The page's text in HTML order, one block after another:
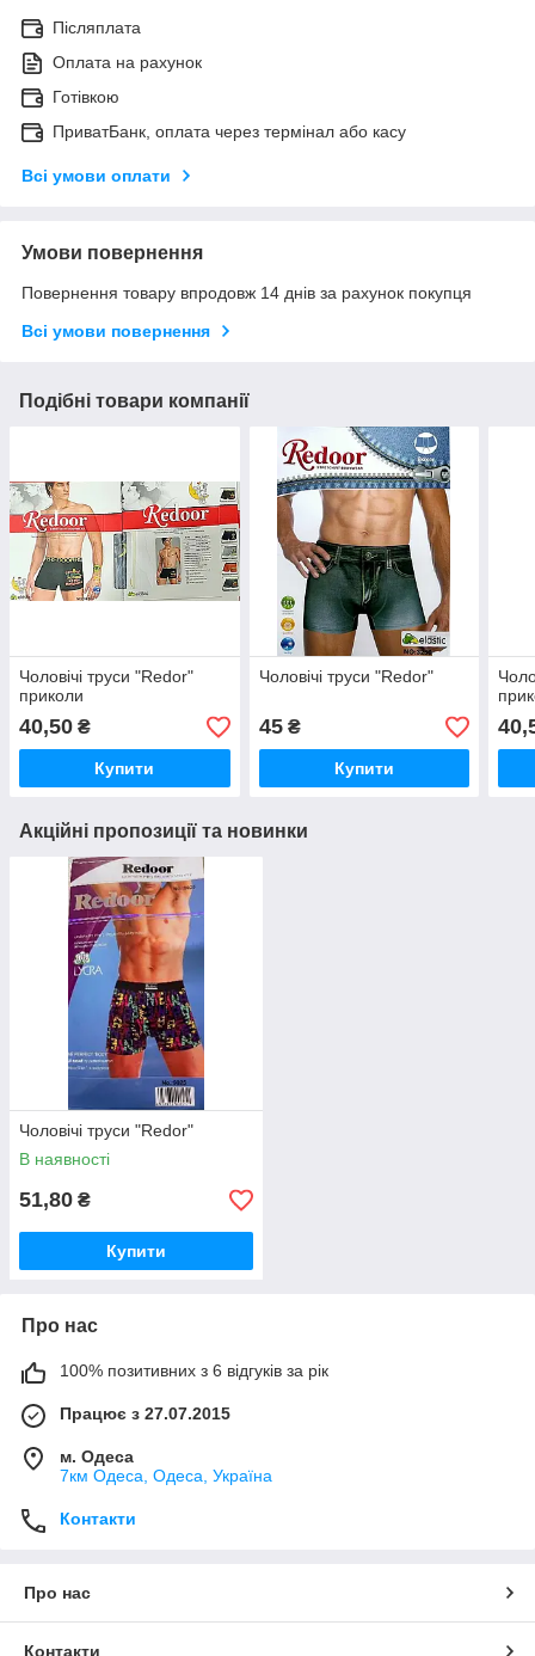
Післяплата
Оплата на рахунок
Готівкою
ПриватБанк, оплата через термінал або касу
Всі умови оплати
Умови повернення
Повернення товару впродовж 14 днів за рахунок покупця
Всі умови повернення
Подібні товари компанії
Чоловічі труси "Redor"
приколи
40,50 ₴
Купити
Чоловічі труси "Redor"
45₴
Купити
Акційні пропозиції та новинки
Чоловічі труси "Redor"
В наявності
51,80 ₴
Купити
Про нас
100% позитивних з 6 відгуків за рік
Працює з 27.07.2015
м. Одеса
7км Одеса, Одеса, Україна
Контакти
Про нас
Контакти